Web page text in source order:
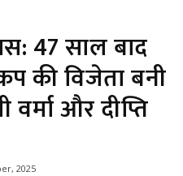
47 साल बाद
की विजेता बनी
और दीप्ति
2025